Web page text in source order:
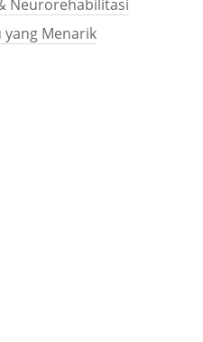
Neurorehabilitasi
yang Menarik